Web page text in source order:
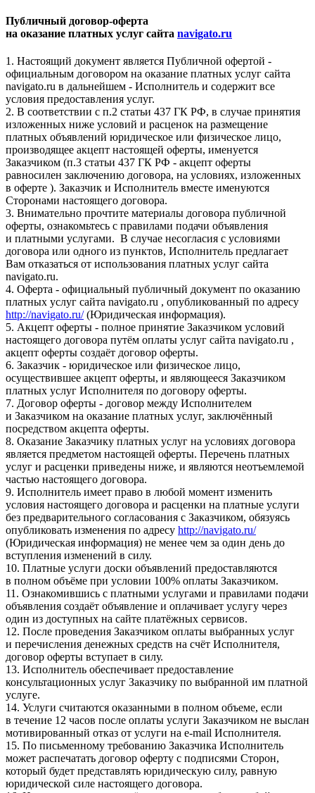
Публичный договор-оферта
на оказание платных услуг сайта navigato.ru
1. Настоящий документ является Публичной офертой -
официальным договором на оказание платных услуг сайта
navigato.ru в дальнейшем - Исполнитель и содержит все
условия предоставления услуг.
2. В соответствии с п.2 статьи 437 ГК РФ, в случае принятия
изложенных ниже условий и расценок на размещение
платных объявлений юридическое или физическое лицо,
производящее акцепт настоящей оферты, именуется
Заказчиком (п.3 статьи 437 ГК РФ - акцепт оферты
равносилен заключению договора, на условиях, изложенных
в оферте ). Заказчик и Исполнитель вместе именуются
Сторонами настоящего договора.
3. Внимательно прочтите материалы договора публичной
оферты, ознакомьтесь с правилами подачи объявления
и платными услугами. В случае несогласия с условиями
договора или одного из пунктов, Исполнитель предлагает
Вам отказаться от использования платных услуг сайта
navigato.ru.
4. Оферта - официальный публичный документ по оказанию
платных услуг сайта navigato.ru , опубликованный по адресу
http://navigato.ru/(Юридическая информация).
5. Акцепт оферты - полное принятие Заказчиком условий
настоящего договора путём оплаты услуг сайта navigato.ru ,
акцепт оферты создаёт договор оферты.
6. Заказчик - юридическое или физическое лицо,
осуществившее акцепт оферты, и являющееся Заказчиком
платных услуг Исполнителя по договору оферты.
7. Договор оферты - договор между Исполнителем
и Заказчиком на оказание платных услуг, заключённый
посредством акцепта оферты.
8. Оказание Заказчику платных услуг на условиях договора
является предметом настоящей оферты. Перечень платных
услуг и расценки приведены ниже, и являются неотъемлемой
частью настоящего договора.
9. Исполнитель имеет право в любой момент изменить
условия настоящего договора и расценки на платные услуги
без предварительного согласования с Заказчиком, обязуясь
опубликовать изменения по адресу http://navigato.ru/
(Юридическая информация) не менее чем за один день до
вступления изменений в силу.
10. Платные услуги доски объявлений предоставляются
в полном объёме при условии 100% оплаты Заказчиком.
11. Ознакомившись с платными услугами и правилами подачи
объявления создаёт объявление и оплачивает услугу через
один из доступных на сайте платёжных сервисов.
12. После проведения Заказчиком оплаты выбранных услуг
и перечисления денежных средств на счёт Исполнителя,
договор оферты вступает в силу.
13. Исполнитель обеспечивает предоставление
консультационных услуг Заказчику по выбранной им платной
услуге.
14. Услуги считаются оказанными в полном объеме, если
в течение 12 часов после оплаты услуги Заказчиком не выслан
мотивированный отказ от услуги на e-mail Исполнителя.
15. По письменному требованию Заказчика Исполнитель
может распечатать договор оферту с подписями Сторон,
который будет представлять юридическую силу, равную
юридической силе настоящего договора.